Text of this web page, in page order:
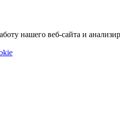
нашего веб-сайта и